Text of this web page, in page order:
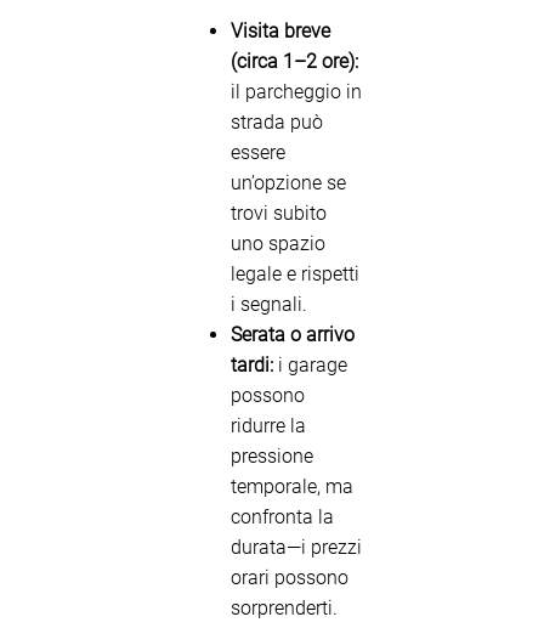
Visita breve
(circa 1–2 ore):
il parcheggio in
strada può
essere
un’opzione se
trovi subito
uno spazio
legale e rispetti
i segnali.
Serata o arrivo
tardi: i garage
possono
ridurre la
pressione
temporale, ma
confronta la
durata—i prezzi
orari possono
sorprenderti.